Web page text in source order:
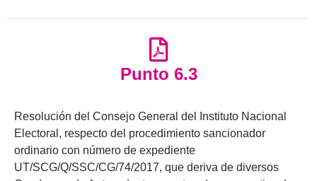
Punto 6.3
Resolución del Consejo General del Instituto Nacional
Electoral, respecto del procedimiento sancionador
ordinario con número de expediente
UT/SCG/Q/SSC/CG/74/2017, que deriva de diversos